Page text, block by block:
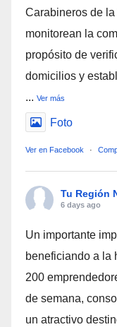
Carabineros de la
monitorean la
propósito de
domicilios y
... Ver más
Foto
Ver en Facebook ·
Tu Región
6 days ago
Un importante
beneficiando a la
200
de semana,
un atractivo